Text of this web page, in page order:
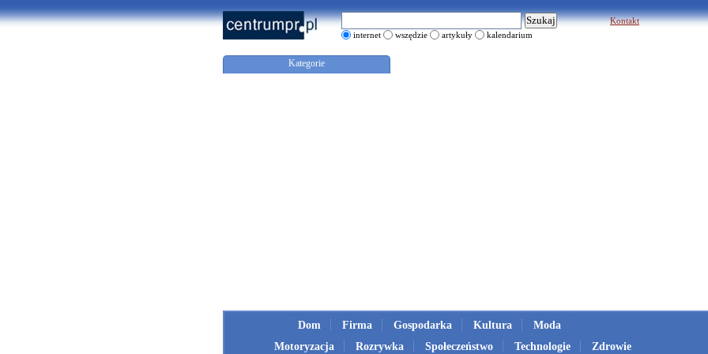
internet wszędzie artykuły kalendarium
Kontakt
Kategorie
Dom Firma Gospodarka Kultura
Moda
Motoryzacja
Rozrywka Społeczeństwo Technologie Zdrowie